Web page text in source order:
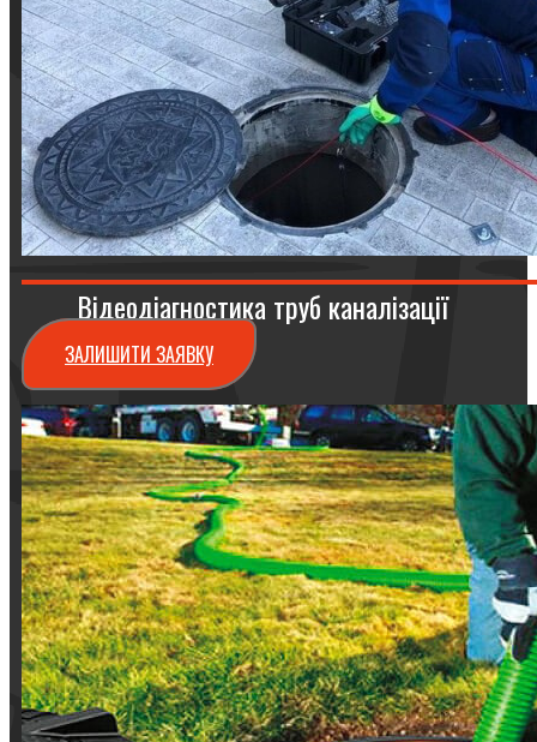
Відеодіагностика труб каналізації
ЗАЛИШИТИ ЗАЯВКУ